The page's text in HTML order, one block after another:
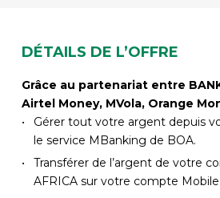
DÉTAILS DE L’OFFRE
Grâce au partenariat entre
Airtel Money, MVola, Orange
Gérer tout votre argent depuis
le service MBanking de BOA.
Transférer de l’argent de votre
AFRICA sur votre compte